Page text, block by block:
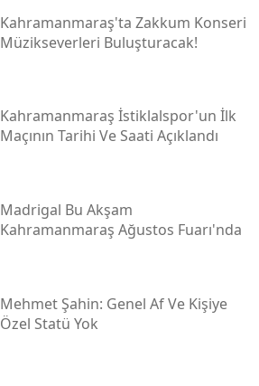
Kahramanmaraş'ta Zakkum Konseri
Müzikseverleri Buluşturacak!
Kahramanmaraş İstiklalspor'un İlk
Maçının Tarihi Ve Saati Açıklandı
Madrigal Bu Akşam
Kahramanmaraş Ağustos Fuarı'nda
Mehmet Şahin: Genel Af Ve Kişiye
Özel Statü Yok